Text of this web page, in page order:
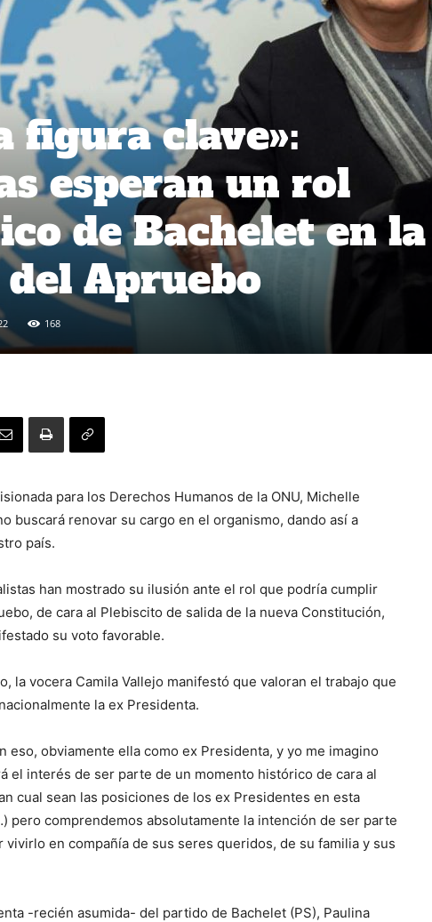
figura clave»:
esperan un rol
de Bachelet en la
Apruebo
168
para los Derechos Humanos de la ONU, Michelle
buscará renovar su cargo en el organismo, dando así a
país.
han mostrado su ilusión ante el rol que podría cumplir
de cara al Plebiscito de salida de la nueva Constitución,
su voto favorable.
la vocera Camila Vallejo manifestó que valoran el trabajo que
la ex Presidenta.
eso, obviamente ella como ex Presidenta, y yo me imagino
el interés de ser parte de un momento histórico de cara al
cual sean las posiciones de los ex Presidentes en esta
pero comprendemos absolutamente la intención de ser parte
en compañía de sus seres queridos, de su familia y sus
-recién asumida- del partido de Bachelet (PS), Paulina